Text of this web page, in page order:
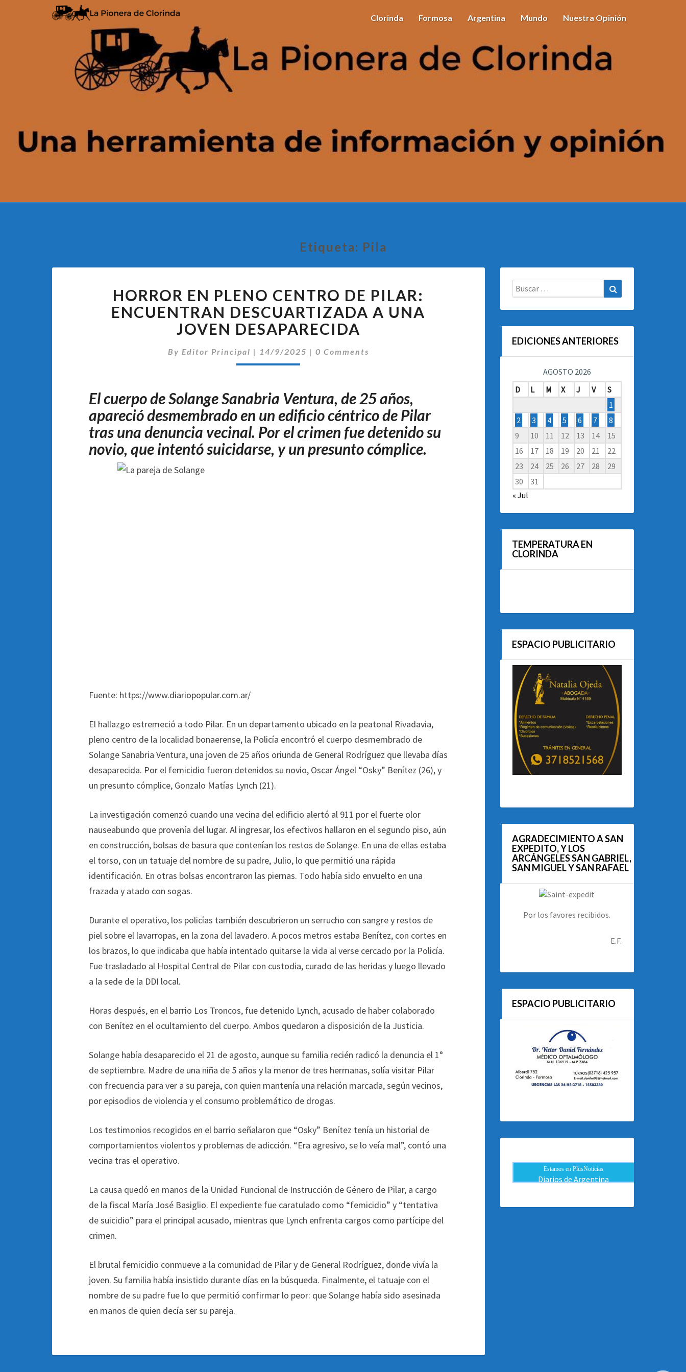
Clorinda Formosa Argentina Mundo Nuestra Opinión
Etiqueta: Pila
EN
PLENO
CENTRO
DE
PILAR:
ENCUENTRAN
UNA
JOVEN
DESAPARECIDA
HORROR EN PLENO CENTRO DE PILAR:
ENCUENTRAN DESCUARTIZADA A UNA
JOVEN DESAPARECIDA
By Editor Principal | 14/9/2025 | Comentarios
0 Comments
El cuerpo de Solange Sanabria Ventura, de 25 años,
apareció desmembrado en un edificio céntrico de Pilar
tras una denuncia vecinal. Por el crimen fue detenido su
novio, que intentó suicidarse, y un presunto cómplice.
Fuente: https://www.diariopopular.com.ar/
El hallazgo estremeció a todo Pilar. En un departamento ubicado en la peatonal Rivadavia,
pleno centro de la localidad bonaerense, la Policía encontró el cuerpo desmembrado de
Solange Sanabria Ventura, una joven de 25 años oriunda de General Rodríguez que llevaba días
desaparecida. Por el femicidio fueron detenidos su novio, Oscar Ángel “Osky” Benítez (26), y
un presunto cómplice, Gonzalo Matías Lynch (21).
La investigación comenzó cuando una vecina del edificio alertó al 911 por el fuerte olor
nauseabundo que provenía del lugar. Al ingresar, los efectivos hallaron en el segundo piso, aún
en construcción, bolsas de basura que contenían los restos de Solange. En una de ellas estaba
el torso, con un tatuaje del nombre de su padre, Julio, lo que permitió una rápida
identificación. En otras bolsas encontraron las piernas. Todo había sido envuelto en una
frazada y atado con sogas.
Durante el operativo, los policías también descubrieron un serrucho con sangre y restos de
piel sobre el lavarropas, en la zona del lavadero. A pocos metros estaba Benítez, con cortes en
los brazos, lo que indicaba que había intentado quitarse la vida al verse cercado por la Policía.
Fue trasladado al Hospital Central de Pilar con custodia, curado de las heridas y luego llevado
a la sede de la DDI local.
Horas después, en el barrio Los Troncos, fue detenido Lynch, acusado de haber colaborado
con Benítez en el ocultamiento del cuerpo. Ambos quedaron a disposición de la Justicia.
Solange había desaparecido el 21 de agosto, aunque su familia recién radicó la denuncia el 1°
de septiembre. Madre de una niña de 5 años y la menor de tres hermanas, solía visitar Pilar
con frecuencia para ver a su pareja, con quien mantenía una relación marcada, según vecinos,
por episodios de violencia y el consumo problemático de drogas.
Los testimonios recogidos en el barrio señalaron que “Osky” Benítez tenía un historial de
comportamientos violentos y problemas de adicción. “Era agresivo, se lo veía mal”, contó una
vecina tras el operativo.
La causa quedó en manos de la Unidad Funcional de Instrucción de Género de Pilar, a cargo
de la fiscal María José Basiglio. El expediente fue caratulado como “femicidio” y “tentativa
de suicidio” para el principal acusado, mientras que Lynch enfrenta cargos como partícipe del
crimen.
El brutal femicidio conmueve a la comunidad de Pilar y de General Rodríguez, donde vivía la
joven. Su familia había insistido durante días en la búsqueda. Finalmente, el tatuaje con el
nombre de su padre fue lo que permitió confirmar lo peor: que Solange había sido asesinada
en manos de quien decía ser su pareja.
Buscar:
EDICIONES ANTERIORES
AGOSTO 2026
D
L M X J V
S
1
2
3 4 5 6 7
8
9
10 11 12 13 14
15
16
17 18 19 20 21
22
23
24 25 26 27 28
29
30
31
« Jul
TEMPERATURA EN
CLORINDA
ESPACIO PUBLICITARIO
AGRADECIMIENTO A SAN
EXPEDITO, Y LOS
ARCÁNGELES SAN GABRIEL,
SAN MIGUEL Y SAN RAFAEL
Por los favores recibidos.
E.F.
ESPACIO PUBLICITARIO
Estamos en PlusNoticias
Diarios de Argentina